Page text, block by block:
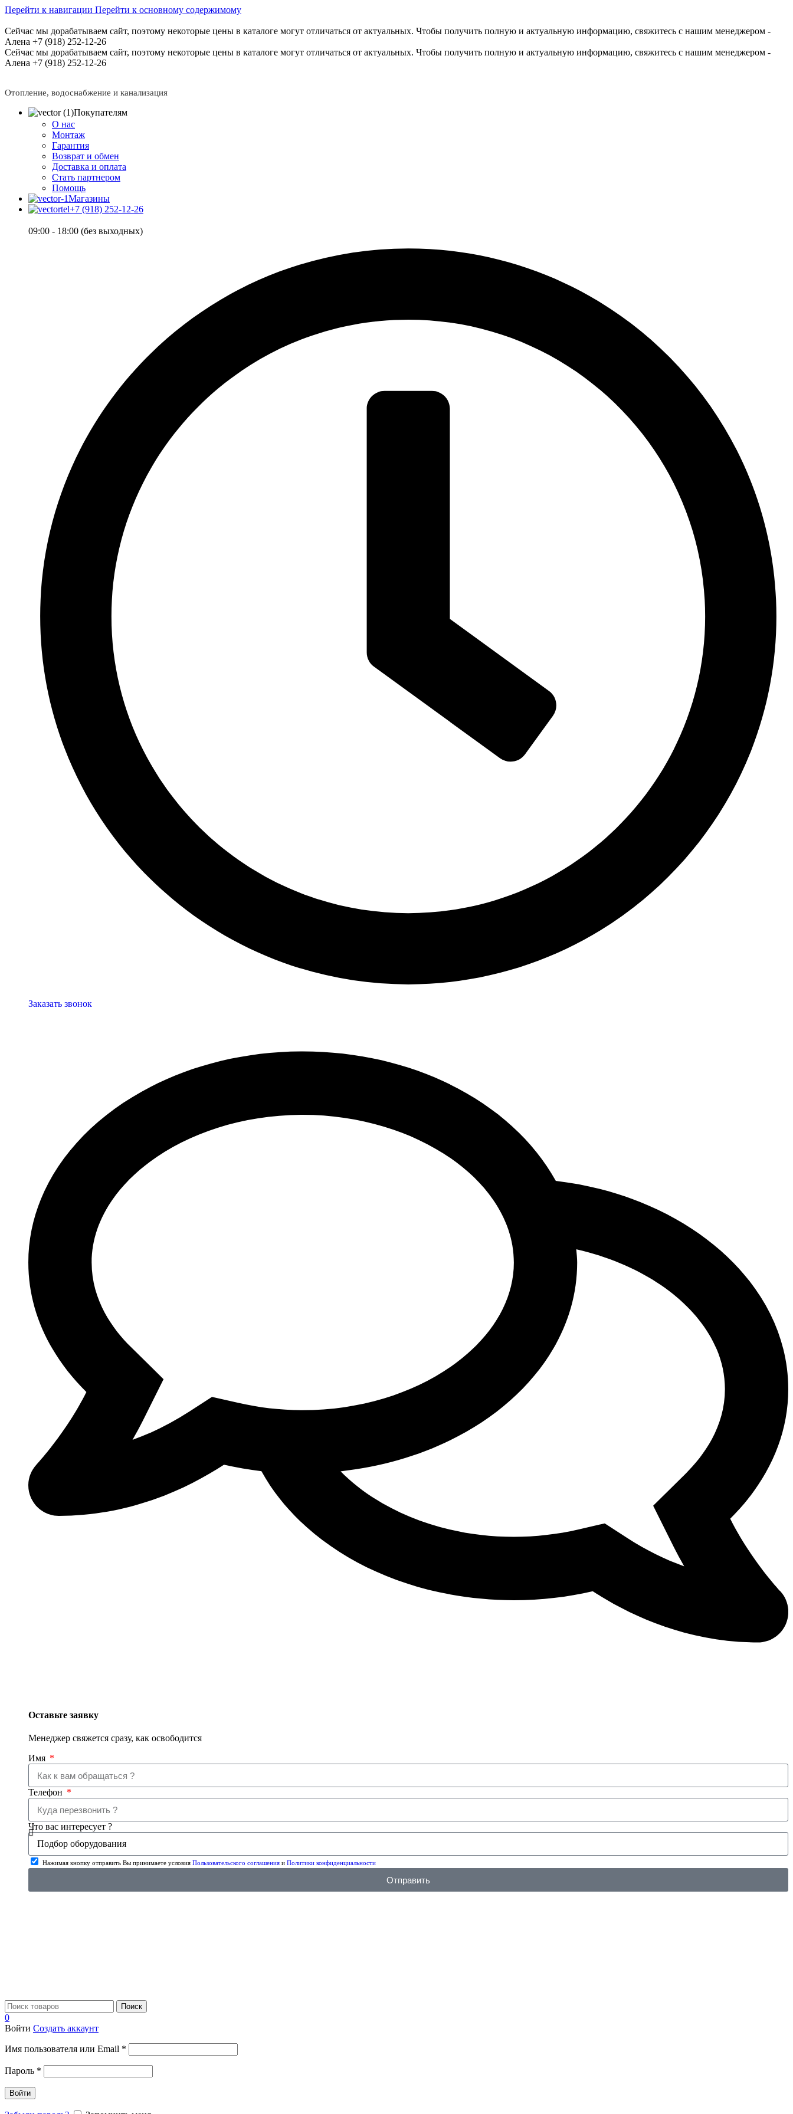
Перейти к навигации Перейти к основному содержимому
Сейчас мы дорабатываем сайт, поэтому некоторые цены в каталоге могут отличаться от актуальных. Чтобы получить полную и актуальную информацию, свяжитесь с нашим менеджером -
Алена +7 (918) 252-12-26
Сейчас мы дорабатываем сайт, поэтому некоторые цены в каталоге могут отличаться от актуальных. Чтобы получить полную и актуальную информацию, свяжитесь с нашим менеджером -
Алена +7 (918) 252-12-26
Отопление, водоснабжение и канализация
Покупателям
О нас
Монтаж
Гарантия
Возврат и обмен
Доставка и оплата
Стать партнером
Помощь
Магазины
+7 (918) 252-12-26
09:00 - 18:00 (без выходных)
Заказать звонок
Оставьте заявку
Менеджер свяжется сразу, как освободится
Имя
Телефон
Что вас интересует ?
Нажимая кнопку отправить Вы принимаете условия Пользовательского соглашения и Политики конфиденциальности
Отправить
Поиск
0
Войти Создать аккаунт
Имя пользователя или Email *
Пароль *
Войти